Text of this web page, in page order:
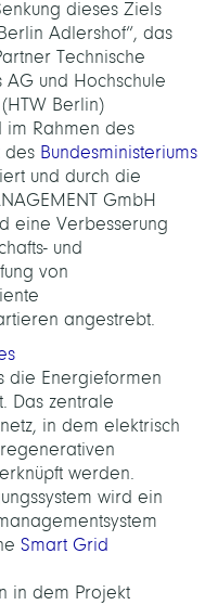
dieses Ziels
Adlershof“, das
Technische
AG und Hochschule
Berlin)
im Rahmen des
des Bundesministeriums
und durch die
GmbH
eine Verbesserung
und
von
angestrebt.
die Energieformen
Das zentrale
in dem elektrisch
werden.
wird ein
Smart Grid
in dem Projekt